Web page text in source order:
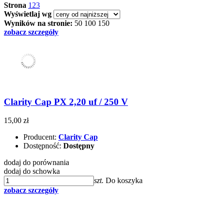
Strona 1 23
Wyświetlaj wg
Wyników na stronie: 50 100 150
zobacz szczegóły
Clarity Cap PX 2,20 uf / 250 V
15,00 zł
Producent: Clarity Cap
Dostępność: Dostępny
dodaj do porównania
dodaj do schowka
szt. Do koszyka
zobacz szczegóły